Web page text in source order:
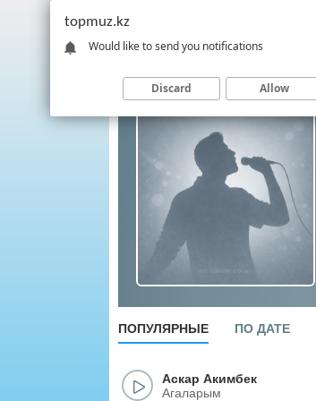
ПОПУЛЯРНЫЕ ПО ДАТЕ
Аскар Акимбек
Агаларым
topmuz.kz
Would like to send you notifications
Discard Allow